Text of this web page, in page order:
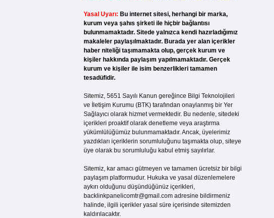
Yasal Uyarı: Bu internet sitesi, herhangi bir marka,
kurum veya şahıs şirketi ile hiçbir bağlantısı
bulunmamaktadır. Sitede yalnızca kendi hazırladığımız
makaleler paylaşılmaktadır. Burada yer alan içerikler
haber niteliği taşımamakta olup, gerçek kurum ve
kişiler hakkında paylaşım yapılmamaktadır. Gerçek
kurum ve kişiler ile isim benzerlikleri tamamen
tesadüfidir.
Sitemiz, 5651 Sayılı Kanun gereğince Bilgi Teknolojileri
ve İletişim Kurumu (BTK) tarafından onaylanmış bir Yer
Sağlayıcı olarak hizmet vermektedir. Bu nedenle, sitedeki
içerikleri proaktif olarak denetleme veya araştırma
yükümlülüğümüz bulunmamaktadır. Ancak, üyelerimiz
yazdıkları içeriklerin sorumluluğunu taşımakta olup, siteye
üye olarak bu sorumluluğu kabul etmiş sayılırlar.
Sitemiz, kar amacı gütmeyen ve tamamen ücretsiz bir bilgi
paylaşım platformudur. Hukuka ve yasal düzenlemelere
aykırı olduğunu düşündüğünüz içerikleri,
backlinkpanelicomtr@gmail.comadresine bildirmeniz
halinde, ilgili içerikler yasal süre içerisinde sitemizden
kaldırılacaktır.